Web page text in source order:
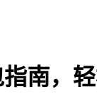
南，